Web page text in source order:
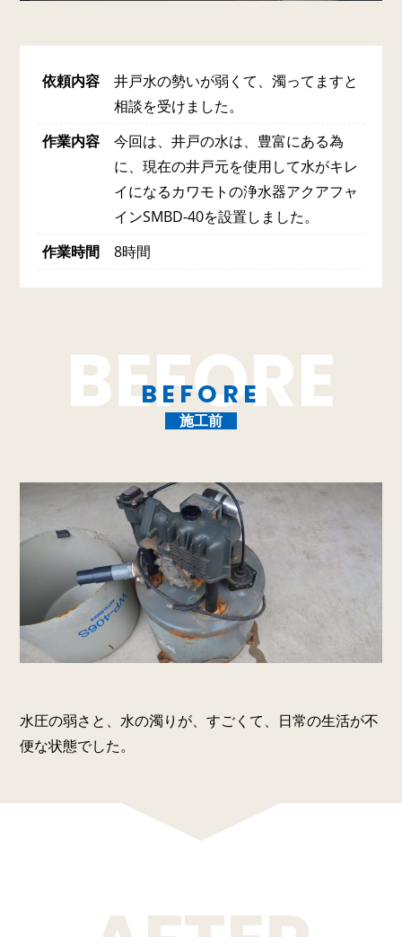
依頼内容
井戸水の勢いが弱くて、濁ってますと
相談を受けました。
作業内容
今回は、井戸の水は、豊富にある為
に、現在の井戸元を使用して水がキレ
イになるカワモトの浄水器アクアフャ
インSMBD-40を設置しました。
作業時間
8時間
BEFORE
施工前
水圧の弱さと、水の濁りが、すごくて、日常の生活が不
便な状態でした。